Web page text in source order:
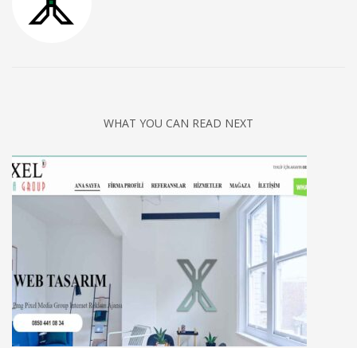
WHAT YOU CAN READ NEXT